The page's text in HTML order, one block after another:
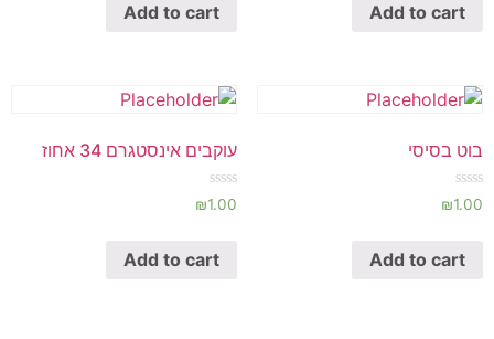
Add to cart
Add to cart
בוט בסיסי
Rated
0
₪1.00
Add to cart
עוקבים אינסטגרם 34 אחוז
Rated
0
₪1.00
Add to cart